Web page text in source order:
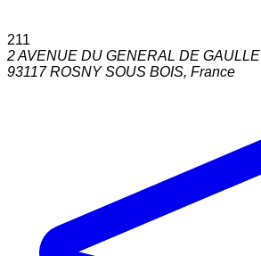
211
2 AVENUE DU GENERAL DE GAULLE
93117 ROSNY SOUS BOIS, France